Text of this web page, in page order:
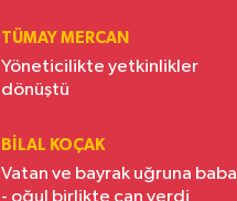
Türkiye’nin yükselen gücü
TÜMAY MERCAN
Yöneticilikte yetkinlikler
dönüştü
BILAL KOÇAK
Vatan ve bayrak uğruna baba